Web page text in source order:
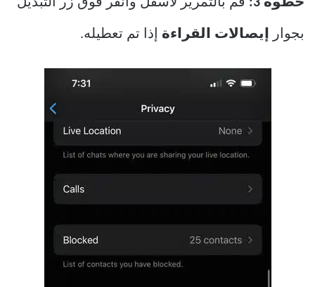
خطوة 3: قم بالتمرير لأسفل وانقر فوق زر التبديل
بجوار إيصالات القراءة إذا تم تعطيله.